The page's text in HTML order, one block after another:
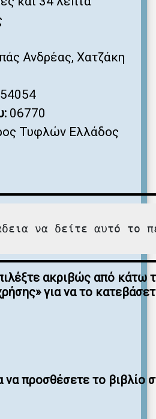
Ανδρέας, Χατζάκη
06770
Τυφλών Ελλάδος
να δείτε αυτό το
ακριβώς από κάτω
για να το
προσθέσετε το βιβλίο